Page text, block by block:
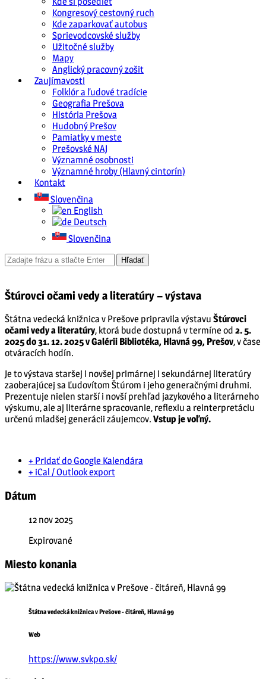
Kongresový cestovný ruch
Kde zaparkovať autobus
Sprievodcovské služby
Užitočné služby
Mapy
Anglický pracovný zošit
Zaujímavosti
Folklór a ľudové tradície
Geografia Prešova
História Prešova
Hudobný Prešov
Pamiatky v meste
Prešovské NAJ
Významné osobnosti
Významné hroby (Hlavný cintorín)
Kontakt
Slovenčina
English
Deutsch
Slovenčina
Štúrovci očami vedy a literatúry – výstava
Štátna vedecká knižnica v Prešove pripravila výstavu Štúrovci
očami vedy a literatúry, ktorá bude dostupná v termíne od 2. 5.
2025 do 31. 12. 2025 v Galérii Bibliotéka, Hlavná 99, Prešov, v čase
otváracích hodín.
Je to výstava staršej i novšej primárnej i sekundárnej literatúry
zaoberajúcej sa Ľudovítom Štúrom i jeho generačnými druhmi.
Prezentuje nielen starší i novší prehľad jazykového a literárneho
výskumu, ale aj literárne spracovanie, reflexiu a reinterpretáciu
určenú mladšej generácii záujemcov. Vstup je voľný.
+ Pridať do Google Kalendára
+ iCal / Outlook export
Dátum
12 nov 2025
Expirované
Miesto konania
Štátna vedecká knižnica v Prešove - čitáreň, Hlavná 99
Web
https://www.svkpo.sk/